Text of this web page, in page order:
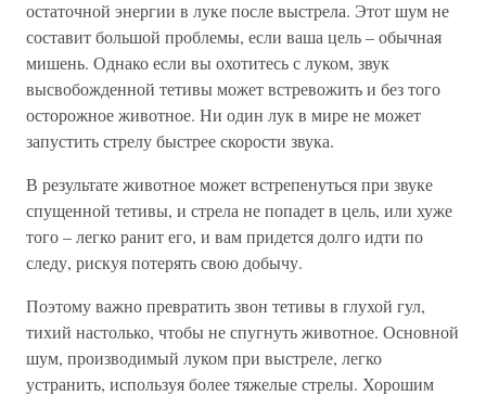
остаточной энергии в луке после выстрела. Этот шум не
составит большой проблемы, если ваша цель – обычная
мишень. Однако если вы охотитесь с луком, звук
высвобожденной тетивы может встревожить и без того
осторожное животное. Ни один лук в мире не может
запустить стрелу быстрее скорости звука.
В результате животное может встрепенуться при звуке
спущенной тетивы, и стрела не попадет в цель, или хуже
того – легко ранит его, и вам придется долго идти по
следу, рискуя потерять свою добычу.
Поэтому важно превратить звон тетивы в глухой гул,
тихий настолько, чтобы не спугнуть животное. Основной
шум, производимый луком при выстреле, легко
устранить, используя более тяжелые стрелы. Хорошим